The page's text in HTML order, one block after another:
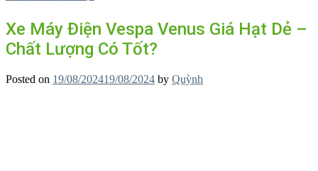
Xe Máy Điện Vespa Venus Giá Hạt Dẻ –
Chất Lượng Có Tốt?
Posted on 19/08/202419/08/2024 by Quỳnh